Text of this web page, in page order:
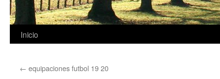
Saltar
contenido
Inicio
← equipaciones futbol 19 20